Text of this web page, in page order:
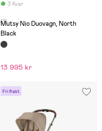
3 Kvar
(1)
Mutsy Nio Duovagn, North
Black
13 995 kr
Fri frakt